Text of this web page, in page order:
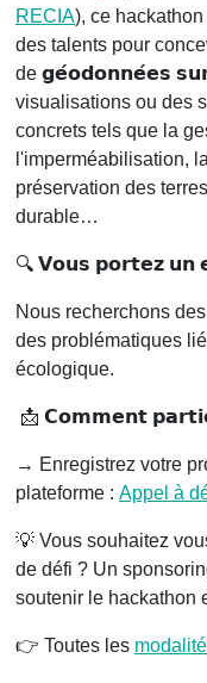
RECIA), ce
des talents pour
de 𝗴𝗲́𝗼𝗱𝗼𝗻𝗻𝗲́𝗲𝘀 𝘀𝘂𝗿
visualisations ou des
concrets tels que la
l'imperméabilisation,
préservation des
durable…
🔍 𝗩𝗼𝘂𝘀 𝗽𝗼𝗿𝘁𝗲𝘇 𝘂𝗻
Nous recherchons
des problématiques
écologique.
📩 𝗖𝗼𝗺𝗺𝗲𝗻𝘁
→ Enregistrez votre
plateforme : Appel à
💡 Vous souhaitez
de défi ? Un
soutenir le hackathon
👉 Toutes les